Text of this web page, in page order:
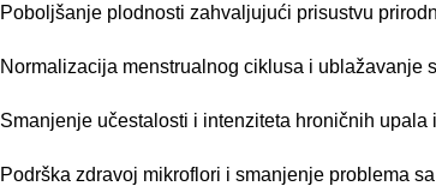
Poboljšanje plodnosti zahvaljujući prisustvu
Normalizacija menstrualnog ciklusa i ublažavanje
Smanjenje učestalosti i intenziteta hroničnih upala
Podrška zdravoj mikroflori i smanjenje problema